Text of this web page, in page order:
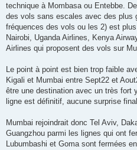
technique à Mombasa ou Entebbe.
des vols sans escales avec des plus
fréquences des vols ou les 2) est
Nairobi, Uganda Airlines, Kenya
Airlines qui proposent des vols sur
Le point à point est bien trop faible
Kigali et Mumbai entre Sept22 et
être une destination avec un très fort
ligne est définitif, aucune surprise
Mumbai rejoindrait donc Tel Aviv,
Guangzhou parmi les lignes qui ont
Lubumbashi et Goma sont fermées